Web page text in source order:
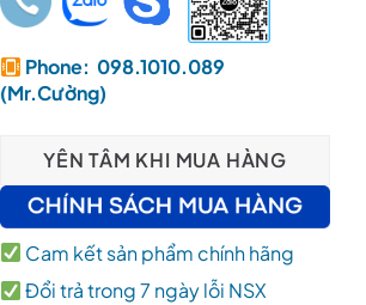
Phone: 098.1010.089
(Mr.Cường)
YÊN TÂM KHI MUA HÀNG
Cam kết sản phẩm chính hãng
Đổi trả trong 7 ngày lỗi NSX